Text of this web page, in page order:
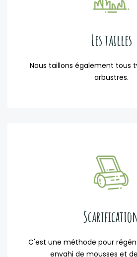
Les tailles
Nous taillons également tous
arbustres.
C'est une méthode pour
envahi de mousses et